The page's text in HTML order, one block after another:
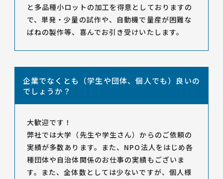
と多品種小ロットの加工を得意としておりますの
で、単発・少量の試作や、自動機で量産が困難な
ばねの製作等、喜んでお引き受けいたします。
企業でなくとも（学生や団体、個人でも）良いの
でしょうか？
大歓迎です！
弊社では大学（先生や学生さん）からのご依頼の
実績が多数あります。また、NPO法人をはじめ各
種団体や自治体関係のお仕事の実績もございま
す。また、全体数としては少ないですが、個人様